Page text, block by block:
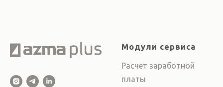
Модули сервиса
Расчет заработной
платы